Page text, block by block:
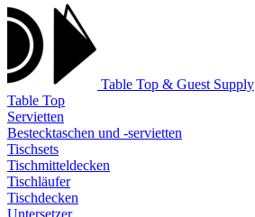
Table Top & Guest Supply
Table Top
Servietten
Bestecktaschen und -servietten
Tischsets
Tischmitteldecken
Tischläufer
Tischdecken